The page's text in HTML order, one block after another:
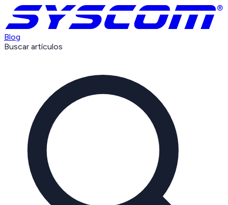
Blog
Buscar artículos